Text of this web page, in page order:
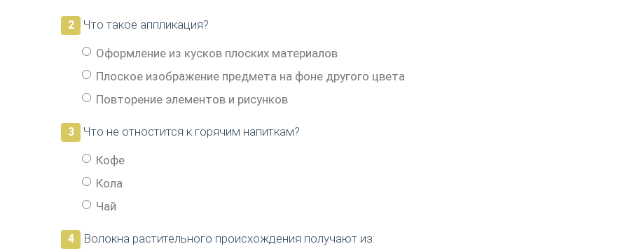
2 Что такое аппликация?
Оформление из кусков плоских материалов
Плоское изображение предмета на фоне другого цвета
Повторение элементов и рисунков
3 Что не отностится к горячим напиткам?
Кофе
Кола
Чай
4 Волокна растительного происхождения получают из: